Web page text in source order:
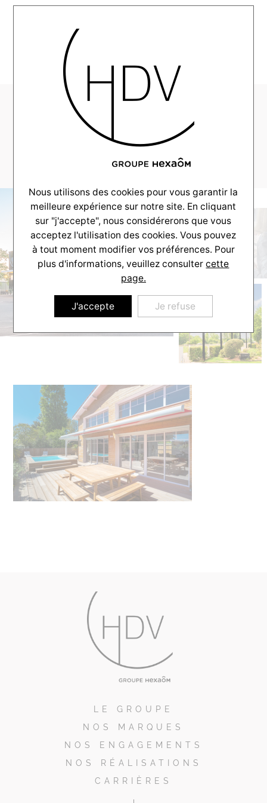
CV-Realisation-
LaTeste-2021-04-
00_0007_DSC_9932
LE GROUPE
NOS MARQUES
NOS ENGAGEMENTS
NOS RÉALISATIONS
CARRIÈRES
Nous utilisons des cookies pour vous garantir la
meilleure expérience sur notre site. En cliquant
sur "j'accepte", nous considérerons que vous
acceptez l'utilisation des cookies. Vous pouvez
à tout moment modifier vos préférences. Pour
plus d'informations, veuillez consultercette
page.
J'accepte Je refuse